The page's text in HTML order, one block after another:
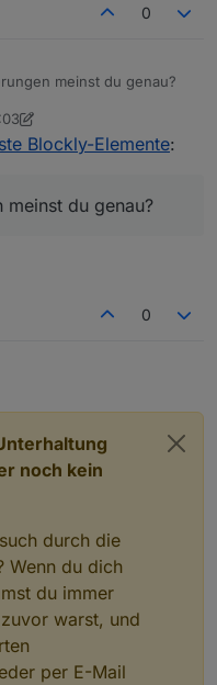
0
meinst du genau?
Nov. 2019, 22:03
Blockly-Elemente:
meinst du genau?
0
noch kein
durch die
Wenn du dich
du immer
warst, und
per E-Mail